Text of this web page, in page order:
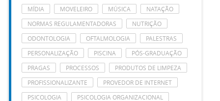
MÍDIA
MOVELEIRO MÚSICA
NATAÇÃO
NORMAS REGULAMENTADORAS
NUTRIÇÃO
ODONTOLOGIA
OFTALMOLOGIA
PALESTRAS
PERSONALIZAÇÃO
PISCINA
PÓS-GRADUAÇÃO
PRAGAS
PROCESSOS
PRODUTOS DE LIMPEZA
PROFISSIONALIZANTE
PROVEDOR DE INTERNET
PSICOLOGIA
PSICOLOGIA ORGANIZACIONAL